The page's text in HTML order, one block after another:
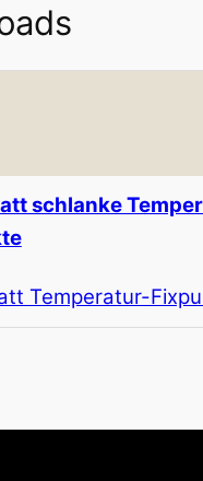
schlanke
Temperatur-